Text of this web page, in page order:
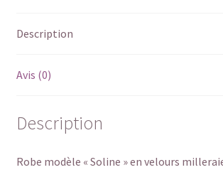
Description
Avis (0)
Description
Robe modèle « Soline » en velours